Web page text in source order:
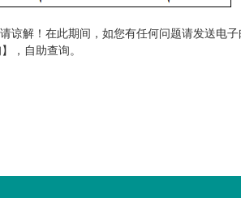
谅解！在此期间，如您有任何问题请发送电子
，自助查询。